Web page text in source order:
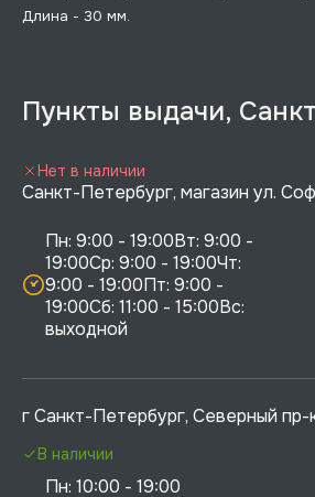
Длина - 30 мм.
Пункты выдачи,
Санкт-Петербург, магазин ул.
Пн: 9:00 - 19:00Вт: 9:00 -
19:00Ср: 9:00 - 19:00Чт:
9:00 - 19:00Пт: 9:00 -
19:00Сб: 11:00 - 15:00Вс:
выходной
Нет в наличии
г Санкт-Петербург, Северный пр-
Пн: 10:00 - 19:00
В наличии